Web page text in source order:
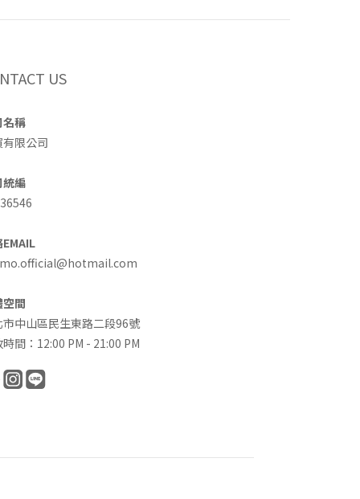
US
名稱
限公司
統編
間
市中山區民生東路二段96號
間：12:00 PM - 21:00 PM